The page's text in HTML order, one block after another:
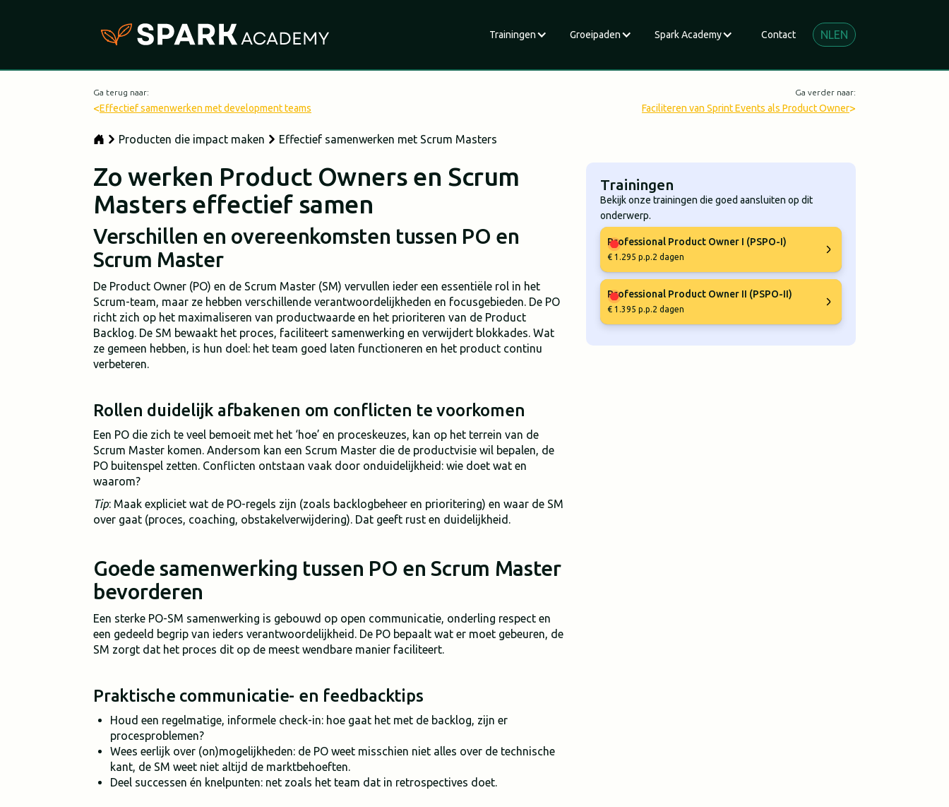
Trainingen Groeipaden Spark Academy Contact NLEN
Ga terug naar:
<Effectief samenwerken met development teams
Ga verder naar:
Faciliteren van Sprint Events als Product Owner>
Producten die impact maken Effectief samenwerken met Scrum Masters
Zo werken Product Owners en Scrum
Masters effectief samen
Verschillen en overeenkomsten tussen PO en
Scrum Master
De Product Owner (PO) en de Scrum Master (SM) vervullen ieder een essentiële rol in het
Scrum-team, maar ze hebben verschillende verantwoordelijkheden en focusgebieden. De PO
richt zich op het maximaliseren van productwaarde en het prioriteren van de Product
Backlog. De SM bewaakt het proces, faciliteert samenwerking en verwijdert blokkades. Wat
ze gemeen hebben, is hun doel: het team goed laten functioneren en het product continu
verbeteren.
Rollen duidelijk afbakenen om conflicten te voorkomen
Een PO die zich te veel bemoeit met het ‘hoe’ en proceskeuzes, kan op het terrein van de
Scrum Master komen. Andersom kan een Scrum Master die de productvisie wil bepalen, de
PO buitenspel zetten. Conflicten ontstaan vaak door onduidelijkheid: wie doet wat en
waarom?
Tip: Maak expliciet wat de PO-regels zijn (zoals backlogbeheer en prioritering) en waar de SM
over gaat (proces, coaching, obstakelverwijdering). Dat geeft rust en duidelijkheid.
Goede samenwerking tussen PO en Scrum Master
bevorderen
Een sterke PO-SM samenwerking is gebouwd op open communicatie, onderling respect en
een gedeeld begrip van ieders verantwoordelijkheid. De PO bepaalt wat er moet gebeuren, de
SM zorgt dat het proces dit op de meest wendbare manier faciliteert.
Praktische communicatie- en feedbacktips
Houd een regelmatige, informele check-in: hoe gaat het met de backlog, zijn er
procesproblemen?
Wees eerlijk over (on)mogelijkheden: de PO weet misschien niet alles over de technische
kant, de SM weet niet altijd de marktbehoeften.
Deel successen én knelpunten: net zoals het team dat in retrospectives doet.
Trainingen
Bekijk onze trainingen die goed aansluiten op dit
onderwerp.
Professional Product Owner I (PSPO-I)
€ 1.295 p.p.2 dagen
Professional Product Owner II (PSPO-II)
€ 1.395 p.p.2 dagen